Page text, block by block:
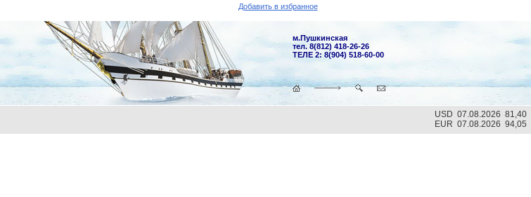
Добавить в избранное
м.Пушкинская
тел. 8(812) 418-26-26
ТЕЛЕ 2: 8(904) 518-60-00
USD 07.08.2026 81,40
EUR 07.08.2026 94,05